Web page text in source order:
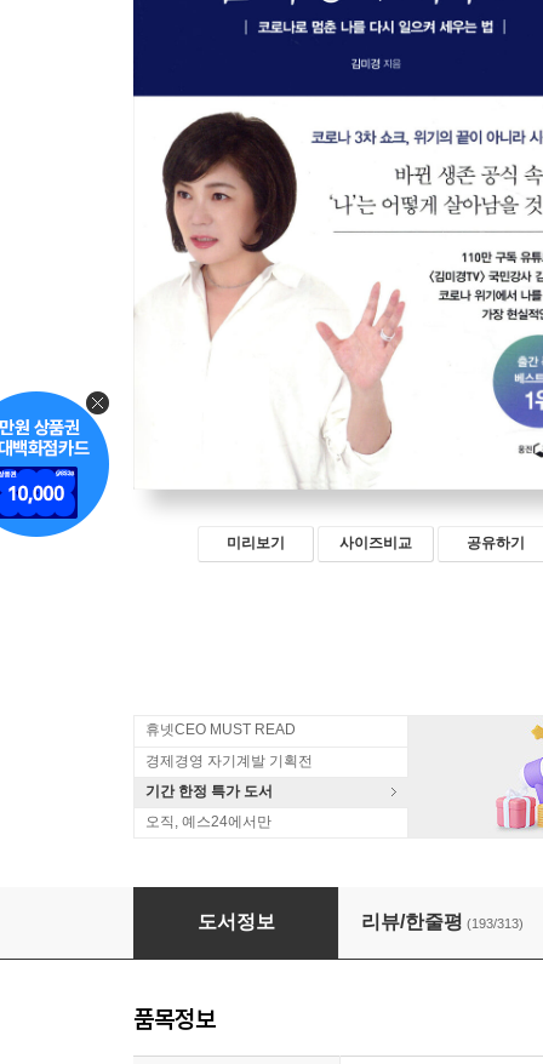
미리보기 사이즈비교 공유하기
휴넷CEO MUST READ
경제경영 자기계발 기획전
기간 한정 특가 도서
오직, 예스24에서만
김미경의 리부트
도서정보 리뷰/한줄평 (193/313)
품목정보